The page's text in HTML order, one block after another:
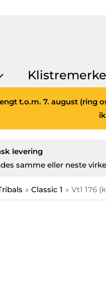
t.o.m. 7. august (ring
levering
samme eller neste
Classic 1 Vt1 176